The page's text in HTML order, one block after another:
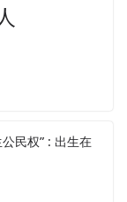
民权” : 出生在